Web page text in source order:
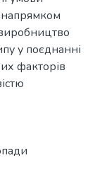
у поєднанні
факторів